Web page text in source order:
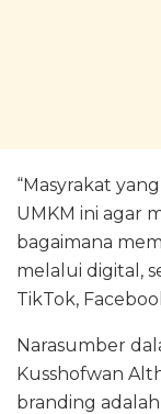
“Masyrakat
UMKM ini agar
bagaimana
melalui digital,
TikTok,
Narasumber
Kusshofwan
branding